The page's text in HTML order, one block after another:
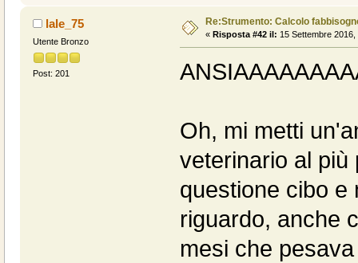
lale_75
Utente Bronzo
Post: 201
Re:Strumento: Calcolo
« Risposta #42 il: 15 Settembre 2016,
Oh, mi metti
veterinario al più
questione cibo e
riguardo, anche
mesi che